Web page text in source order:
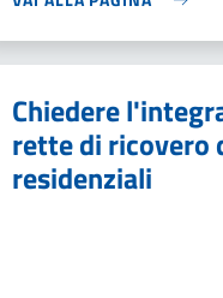
Chiedere
rette di ricovero
residenziali